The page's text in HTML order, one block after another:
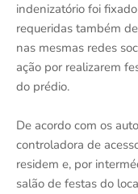
indenizatório foi
requeridas também
nas mesmas redes
ação por realizarem
do prédio.
De acordo com os
controladora de
residem e, por
salão de festas do